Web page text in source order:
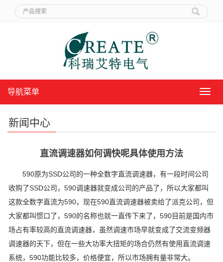
导
导航菜单
新闻中心
直流调速器如何调快呢具体使用方法
590原为SSD公司的一种全数字直流调速器，有一段时间公司
收购了SSD公司，590调速器就变成公司的产品了，所以大家都叫
这款全数字直流为590，现在590直流调速器被卖给了派克公司，但
大家都叫惯口了，590的名称也就一直传下来了，590目前是国内市
场占有率较高的直流调速器，虽然调速市场早就变成了交流变频器
调速器的天下，但在一些大功率大扭矩的场合仍然有使用直流调速
系统，590功能比较多，价格便宜，所以市场拥有量非常大。